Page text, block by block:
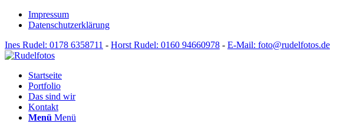
Impressum
Datenschutzerklärung
Ines Rudel: 0178 6358711 - Horst Rudel: 0160 94660978 - E-Mail: foto@rudelfotos.de
Startseite
Portfolio
Das sind wir
Kontakt
Menü Menü